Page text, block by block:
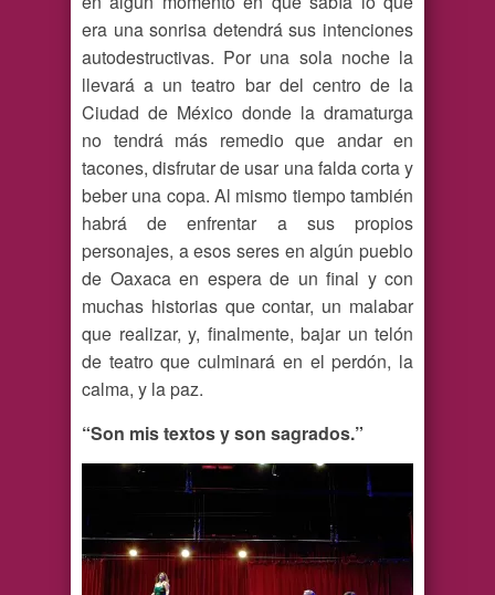
era una sonrisa detendrá sus intenciones
autodestructivas. Por una sola noche la
llevará a un teatro bar del centro de la
Ciudad de México donde la dramaturga
no tendrá más remedio que andar en
tacones, disfrutar de usar una falda corta y
beber una copa. Al mismo tiempo también
habrá de enfrentar a sus propios
personajes, a esos seres en algún pueblo
de Oaxaca en espera de un final y con
muchas historias que contar, un malabar
que realizar, y, finalmente, bajar un telón
de teatro que culminará en el perdón, la
calma, y la paz.
“Son mis textos y son sagrados.”